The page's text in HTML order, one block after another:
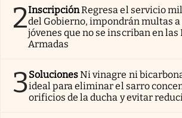
2InscripciónRegresa el servicio
del Gobierno, impondrán multas a
jóvenes que no se inscriban en las
Armadas
3SolucionesNi vinagre ni
ideal para eliminar el sarro
orificios de la ducha y evitar